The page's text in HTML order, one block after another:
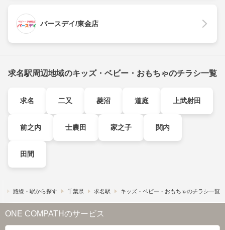
バースデイ/東金店
求名駅周辺地域のキッズ・ベビー・おもちゃのチラシ一覧
求名 二又 菱沼 道庭 上武射田
前之内 士農田 家之子 関内
田間
路線・駅から探す 千葉県 求名駅 キッズ・ベビー・おもちゃのチラシ一覧
ONE COMPATHのサービス